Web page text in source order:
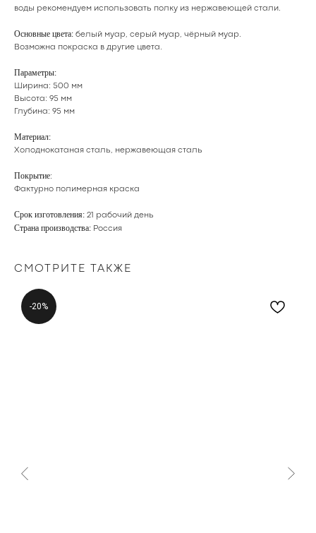
воды рекомендуем использовать полку из нержавеющей стали.
Основные цвета: белый муар, серый муар, чёрный муар.
Возможна покраска в другие цвета .
Параметры:
Ширина: 500 мм
Высота: 95 мм
Глубина: 95 мм
Материал:
Холоднокатаная сталь, нержавеющая сталь
Покрытие:
Фактурно полимерная краска
Срок изготовления: 21 рабочий день
Страна производства: Россия
СМОТРИТЕ ТАКЖЕ
-20%